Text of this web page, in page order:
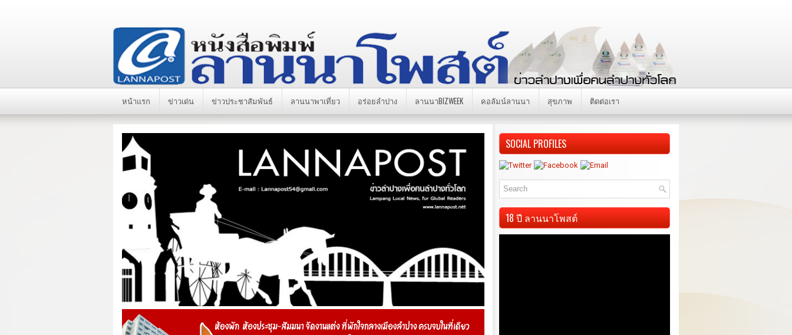
หน้าแรก ข่าวเด่น ข่าวประชาสัมพันธ์ ลานนาพาเที่ยว อร่อยลำปาง ลานนาBIZWEEK คอลัมน์ลานนา สุขภาพ ติดต่อเรา
SOCIAL PROFILES
18 ปี ลานนาโพสต์